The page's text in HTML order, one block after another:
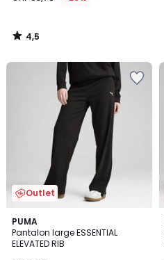
4,5
/
Outlet
PUMA
Pantalon large ESSENTIAL
ELEVATED RIB